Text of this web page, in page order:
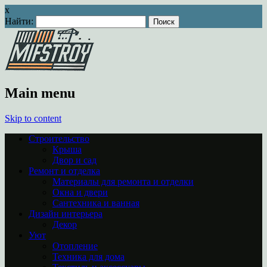
x
Найти:
Main menu
Skip to content
Строительство
Крыша
Двор и сад
Ремонт и отделка
Материалы для ремонта и отделки
Окна и двери
Сантехника и ванная
Дизайн интерьера
Декор
Уют
Отопление
Техника для дома